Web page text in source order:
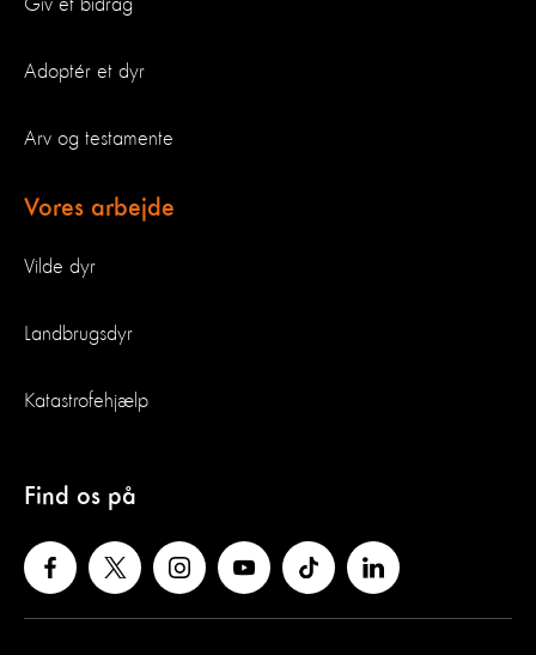
Adoptér et dyr
Arv og testamente
Vores arbejde
Vilde dyr
Landbrugsdyr
Katastrofehjælp
Find os på